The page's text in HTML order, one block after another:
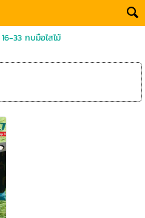
16-33 กบมือไสไม้